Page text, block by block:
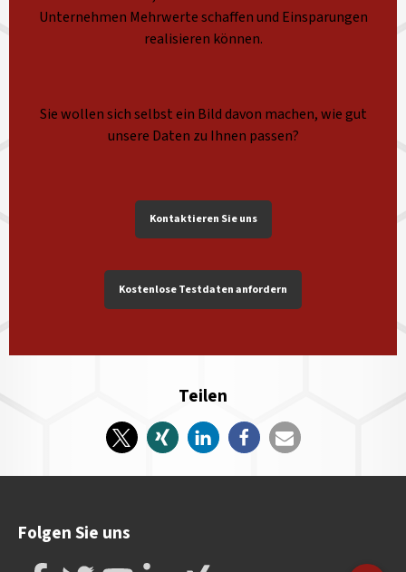
Unternehmen Mehrwerte schaffen und Einsparungen
realisieren können.
Sie wollen sich selbst ein Bild davon machen, wie gut
unsere Daten zu Ihnen passen?
Kontaktieren Sie uns
Kostenlose Testdaten anfordern
Teilen
Folgen Sie uns